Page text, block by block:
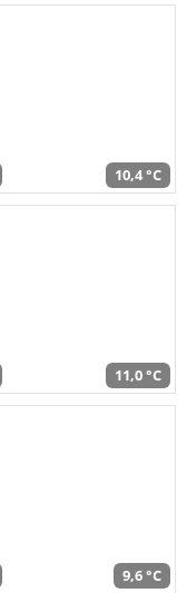
10,4 °C
11,0 °C
9,6 °C